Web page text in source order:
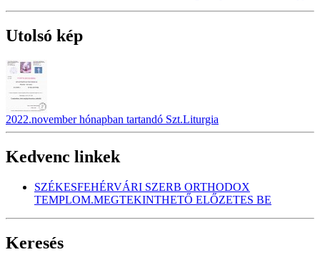
Utolsó kép
2022.november hónapban tartandó Szt.Liturgia
Kedvenc linkek
SZÉKESFEHÉRVÁRI SZERB ORTHODOX
TEMPLOM.MEGTEKINTHETŐ ELŐZETES BE
Keresés